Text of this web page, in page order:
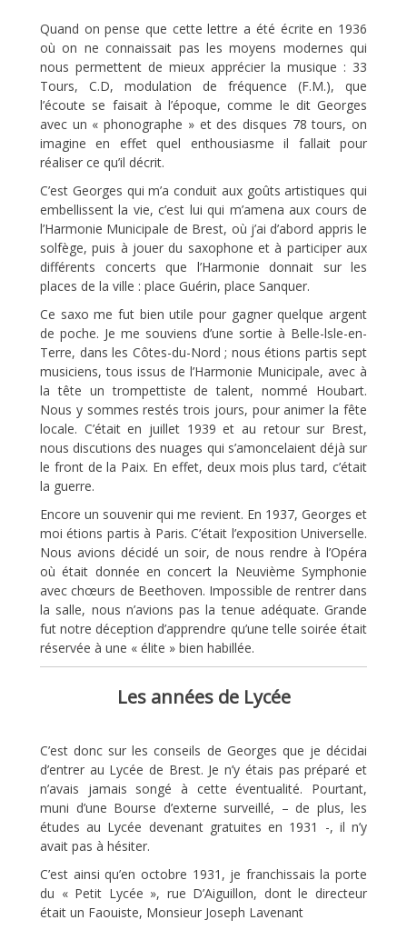
Quand on pense que cette lettre a été écrite en 1936
où on ne connaissait pas les moyens modernes qui
nous permettent de mieux apprécier la musique : 33
Tours, C.D, modulation de fréquence (F.M.), que
l’écoute se faisait à l’époque, comme le dit Georges
avec un « phonographe » et des disques 78 tours, on
imagine en effet quel enthousiasme il fallait pour
réaliser ce qu’il décrit.
C’est Georges qui m’a conduit aux goûts artistiques qui
embellissent la vie, c’est lui qui m’amena aux cours de
l’Harmonie Municipale de Brest, où j’ai d’abord appris le
solfège, puis à jouer du saxophone et à participer aux
différents concerts que l’Harmonie donnait sur les
places de la ville : place Guérin, place Sanquer.
Ce saxo me fut bien utile pour gagner quelque argent
de poche. Je me souviens d’une sortie à Belle-lsle-en-
Terre, dans les Côtes-du-Nord ; nous étions partis sept
musiciens, tous issus de l’Harmonie Municipale, avec à
la tête un trompettiste de talent, nommé Houbart.
Nous y sommes restés trois jours, pour animer la fête
locale. C’était en juillet 1939 et au retour sur Brest,
nous discutions des nuages qui s’amoncelaient déjà sur
le front de la Paix. En effet, deux mois plus tard, c’était
la guerre.
Encore un souvenir qui me revient. En 1937, Georges et
moi étions partis à Paris. C’était l’exposition Universelle.
Nous avions décidé un soir, de nous rendre à l’Opéra
où était donnée en concert la Neuvième Symphonie
avec chœurs de Beethoven. Impossible de rentrer dans
la salle, nous n’avions pas la tenue adéquate. Grande
fut notre déception d’apprendre qu’une telle soirée était
réservée à une « élite » bien habillée.
Les années de Lycée
C’est donc sur les conseils de Georges que je décidai
d’entrer au Lycée de Brest. Je n’y étais pas préparé et
n’avais jamais songé à cette éventualité. Pourtant,
muni d’une Bourse d’externe surveillé, – de plus, les
études au Lycée devenant gratuites en 1931 -, il n’y
avait pas à hésiter.
C’est ainsi qu’en octobre 1931, je franchissais la porte
du « Petit Lycée », rue D’Aiguillon, dont le directeur
était un Faouiste, Monsieur Joseph Lavenant